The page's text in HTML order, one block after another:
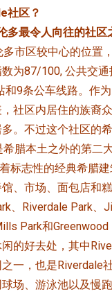
走近加拿大
统
保险
社区？
最令人向往的社区
市区较中心的位置
为87/100, 公共交
和9条公车线路。作
社区内居住的族裔
。不过这个社区的
腊本土之外的第二
标志性的经典希腊
、市场、面包店和
、Riverdale Park、
Park和Greenwood
的好去处，其中
一，也是Riverdale
场、游泳池以及慢